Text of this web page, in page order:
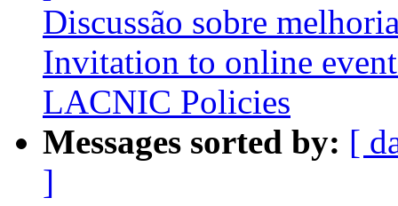
Discussão sobre
Invitation to online
LACNIC Policies
Messages sorted by: [
]